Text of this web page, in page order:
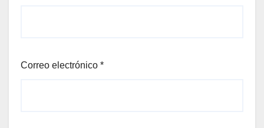
Correo electrónico *